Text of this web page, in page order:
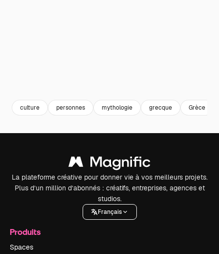
culture personnes mythologie grecque Grèce
La plateforme créative pour donner vie à vos meilleurs projets.
Plus d’un million d’abonnés : créatifs, entreprises, agences et
studios.
Français
Produits
Spaces